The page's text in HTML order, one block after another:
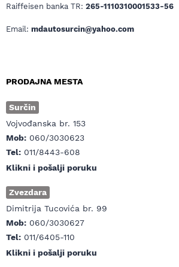
Raiffeisen banka TR: 265-1110310001533-56
Email: mdautosurcin@yahoo.com
PRODAJNA MESTA
Surčin
Vojvođanska br. 153
Mob: 060/3030623
Tel: 011/8443-608
Klikni i pošalji poruku
Zvezdara
Dimitrija Tucovića br. 99
Mob: 060/3030627
Tel: 011/6405-110
Klikni i pošalji poruku